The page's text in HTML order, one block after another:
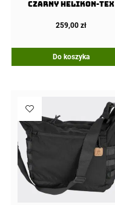
Czarny Helikon-Tex
259,00 zł
Do koszyka